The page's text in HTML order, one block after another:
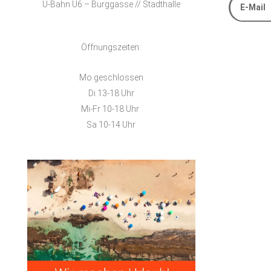
U-Bahn U6 – Burggasse // Stadthalle
Öffnungszeiten:
Mo geschlossen
Di 13-18 Uhr
Mi-Fr 10-18 Uhr
Sa 10-14 Uhr